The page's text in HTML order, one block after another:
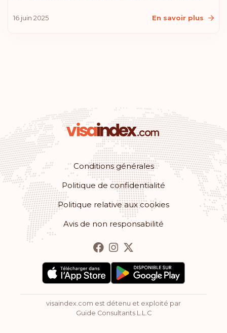
16 juin 2025 En savoir plus
Conditions générales
Politique de confidentialité
Politique relative aux cookies
Avis de non responsabilité
visaindex.com est détenu et exploité par
Guide Consultants L.L.C